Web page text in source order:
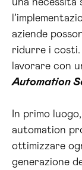
una
aziende
ridurre i costi.
lavorare con
Automation
In primo
automation
ottimizzare
generazione